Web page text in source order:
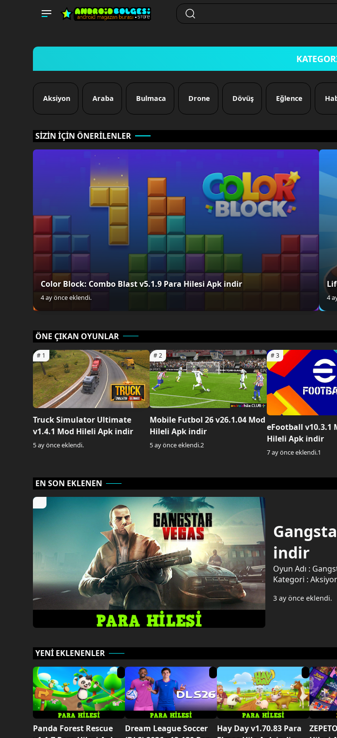
Aksiyon Araba Bulmaca Drone Dövüş Eğlence
SİZİN İÇİN ÖNERİLENLER
Color Block: Combo Blast v5.1.9 Para Hilesi Apk indir
4 ay önce eklendi. 4
ÖNE ÇIKAN OYUNLAR
Truck Simulator Ultimate
v1.4.1 Mod Hileli Apk indir
5 ay önce eklendi.
Mobile Futbol 26 v26.1.04 Mod
Hileli Apk indir
5 ay önce eklendi.2
eFootball v10.3.1
Hileli Apk indir
7 ay önce eklendi.1
EN SON EKLENEN
indir
Oyun Adı : Gangstar Vegas Geliştirici : Gameloft SE Versiyon : 9.4.2a Dosya Boyutu : 2 GB
3 ay önce eklendi.
YENİ EKLENENLER
Panda Forest Rescue
Dream League Soccer
Hay Day v1.70.83 Para